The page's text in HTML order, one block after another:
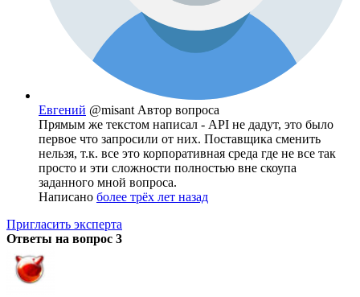
Евгений @misant Автор вопроса
Прямым же текстом написал - API не дадут, это было
первое что запросили от них. Поставщика сменить
нельзя, т.к. все это корпоративная среда где не все так
просто и эти сложности полностью вне скоупа
заданного мной вопроса.
Написано более трёх лет назад
Пригласить эксперта
Ответы на вопрос 3